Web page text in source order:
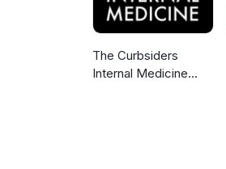
The Curbsiders
Internal Medicine